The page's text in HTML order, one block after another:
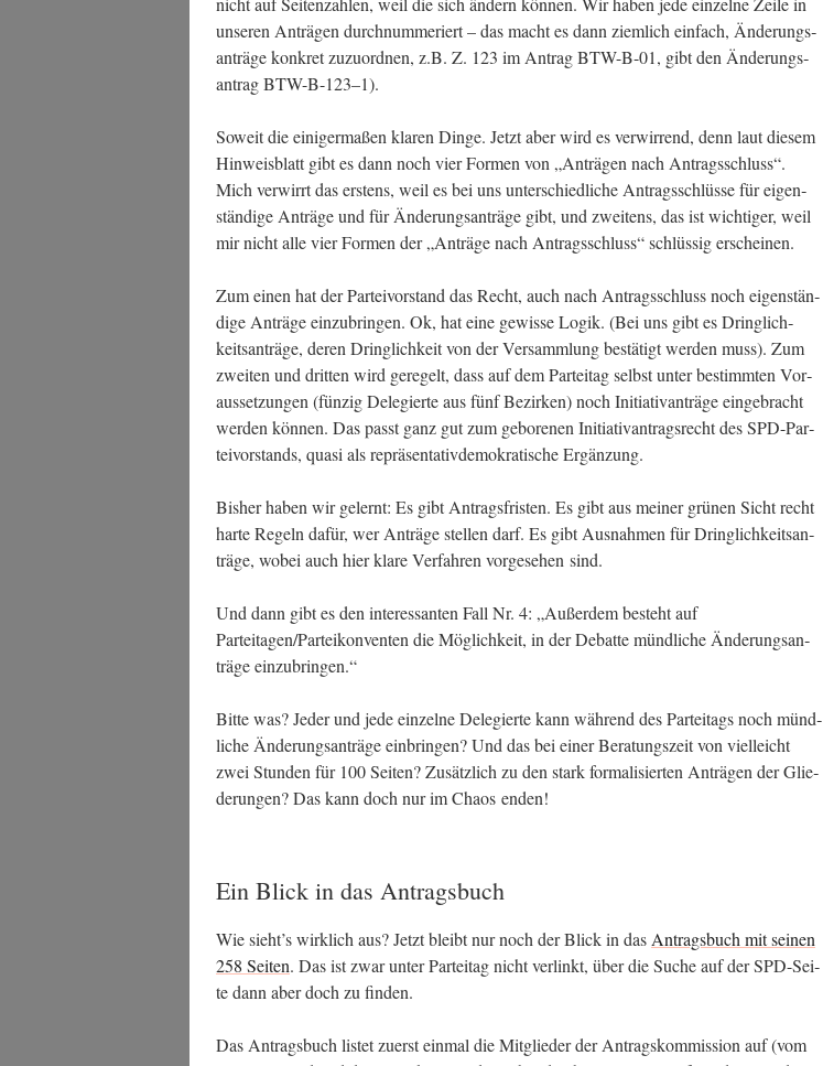
unse­ren Anträ­gen durch­num­me­riert – das macht es dann ziem­lich ein­fach, Ände­rungs­
an­trä­ge kon­kret zuzu­ord­nen, z.B. Z. 123 im Antrag BTW-B-01, gibt den Ände­rungs­
an­trag BTW-B-123–1).
Soweit die eini­ger­ma­ßen kla­ren Din­ge. Jetzt aber wird es ver­wir­rend, denn laut die­sem
Hin­weis­blatt gibt es dann noch vier For­men von „Anträ­gen nach Antrags­schluss“.
Mich ver­wirrt das ers­tens, weil es bei uns unter­schied­li­che Antrags­schlüs­se für eigen­
stän­di­ge Anträ­ge und für Ände­rungs­an­trä­ge gibt, und zwei­tens, das ist wich­ti­ger, weil
mir nicht alle vier For­men der „Anträ­ge nach Antrags­schluss“ schlüs­sig erscheinen.
Zum einen hat der Par­tei­vor­stand das Recht, auch nach Antrags­schluss noch eigen­stän­
di­ge Anträ­ge ein­zu­brin­gen. Ok, hat eine gewis­se Logik. (Bei uns gibt es Dring­lich­
keits­an­trä­ge, deren Dring­lich­keit von der Ver­samm­lung bestä­tigt wer­den muss). Zum
zwei­ten und drit­ten wird gere­gelt, dass auf dem Par­tei­tag selbst unter bestimm­ten Vor­
aus­set­zun­gen (fünz­ig Dele­gier­te aus fünf Bezir­ken) noch Initia­tiv­an­trä­ge ein­ge­bracht
wer­den kön­nen. Das passt ganz gut zum gebo­re­nen Initia­tiv­an­trags­recht des SPD-Par­
tei­vor­stands, qua­si als reprä­sen­ta­tiv­de­mo­kra­ti­sche Ergänzung.
Bis­her haben wir gelernt: Es gibt Antrags­fris­ten. Es gibt aus mei­ner grü­nen Sicht recht
har­te Regeln dafür, wer Anträ­ge stel­len darf. Es gibt Aus­nah­men für Dring­lich­keits­an­
trä­ge, wobei auch hier kla­re Ver­fah­ren vor­ge­se­hen sind.
Und dann gibt es den inter­es­san­ten Fall Nr. 4: „Außer­dem besteht auf
Parteitagen/Parteikonventen die Mög­lich­keit, in der Debat­te münd­li­che Ände­rungs­an­
trä­ge einzubringen.“
Bit­te was? Jeder und jede ein­zel­ne Dele­gier­te kann wäh­rend des Par­tei­tags noch münd­
li­che Ände­rungs­an­trä­ge ein­brin­gen? Und das bei einer Bera­tungs­zeit von viel­leicht
zwei Stun­den für 100 Sei­ten? Zusätz­lich zu den stark for­ma­li­sier­ten Anträ­gen der Glie­
de­run­gen? Das kann doch nur im Cha­os enden!
Ein Blick in das Antragsbuch
Wie sieht’s wirk­lich aus? Jetzt bleibt nur noch der Blick in das Antrags­buch mit sei­nen
258 Sei­ten. Das ist zwar unter Par­tei­tag nicht ver­linkt, über die Suche auf der SPD-Sei­
te dann aber doch zu finden.
Das Antrags­buch lis­tet zuerst ein­mal die Mit­glie­der der Antrags­kom­mis­si­on auf (vom